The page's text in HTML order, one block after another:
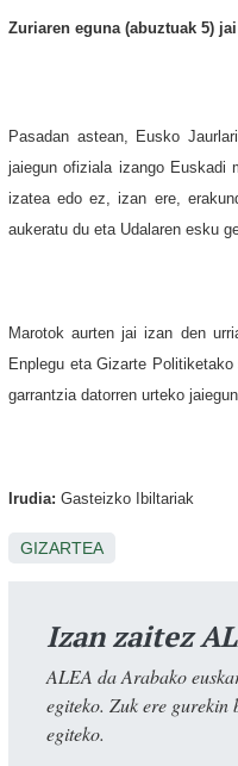
Zuriaren eguna (abuztuak 5)
Pasadan astean, Eusko
jaiegun ofiziala izango Euskadi
izatea edo ez, izan ere,
aukeratu du eta Udalaren esku
Marotok aurten jai izan den
Enplegu eta Gizarte
garrantzia datorren urteko
Irudia: Gasteizko Ibiltariak
GIZARTEA
Izan zaitez
ALEA da Arabako
egiteko. Zuk ere
egiteko.